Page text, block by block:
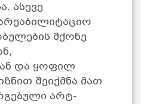
ასევე
მქონე
და ყოფილ
შეიქმნა მათ
არტ-